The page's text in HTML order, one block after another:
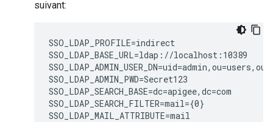
suivant:
SSO_LDAP_PROFILE=indirect
SSO_LDAP_BASE_URL=ldap://localhost:10389
SSO_LDAP_ADMIN_PWD=Secret123
SSO_LDAP_SEARCH_BASE=dc=apigee,dc=com
SSO_LDAP_SEARCH_FILTER=mail={0}
SSO_LDAP_MAIL_ATTRIBUTE=mail